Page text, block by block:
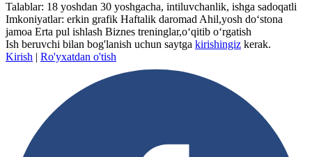
Talablar: 18 yoshdan 30 yoshgacha, intiluvchanlik, ishga sadoqatli
Imkoniyatlar: erkin grafik Haftalik daromad Ahil,yosh doʻstona
jamoa Erta pul ishlash Biznes treninglar,oʻqitib oʻrgatish
Ish beruvchi bilan bog'lanish uchun saytga kirishingiz kerak.
Kirish | Ro'yxatdan o'tish